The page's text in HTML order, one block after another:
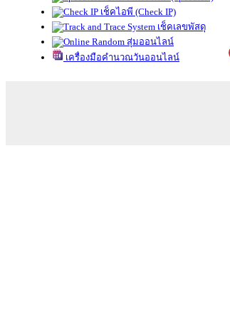
เช็คไอพี (Check IP)
เช็คเลขพัสดุ
สุ่มออนไลน์
เครื่องมือคำนวณวันออนไลน์